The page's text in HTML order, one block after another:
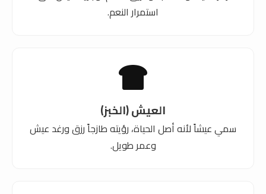
استمرار النعم.
العيش (الخبز)
سمي عيشاً لأنه أصل الحياة، رؤيته طازجاً رزق ورغد عيش
وعمر طويل.